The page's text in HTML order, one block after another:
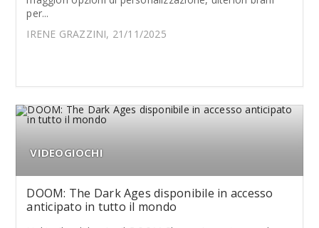
per...
IRENE GRAZZINI, 21/11/2025
VIDEOGIOCHI
DOOM: The Dark Ages disponibile in accesso
anticipato in tutto il mondo